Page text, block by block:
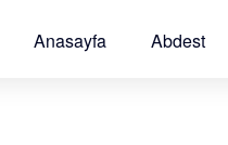
Anasayfa Abdest